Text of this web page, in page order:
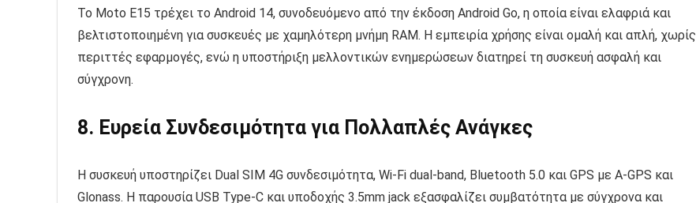
Το Moto E15 τρέχει το Android 14, συνοδευόμενο από την έκδοση Android Go, η οποία είναι ελαφριά και
βελτιστοποιημένη για συσκευές με χαμηλότερη μνήμη RAM. Η εμπειρία χρήσης είναι ομαλή και απλή, χωρίς
περιττές εφαρμογές, ενώ η υποστήριξη μελλοντικών ενημερώσεων διατηρεί τη συσκευή ασφαλή και
σύγχρονη.
8. Ευρεία Συνδεσιμότητα για Πολλαπλές Ανάγκες
Η συσκευή υποστηρίζει Dual SIM 4G συνδεσιμότητα, Wi-Fi dual-band, Bluetooth 5.0 και GPS με A-GPS και
Glonass. Η παρουσία USB Type-C και υποδοχής 3.5mm jack εξασφαλίζει συμβατότητα με σύγχρονα και